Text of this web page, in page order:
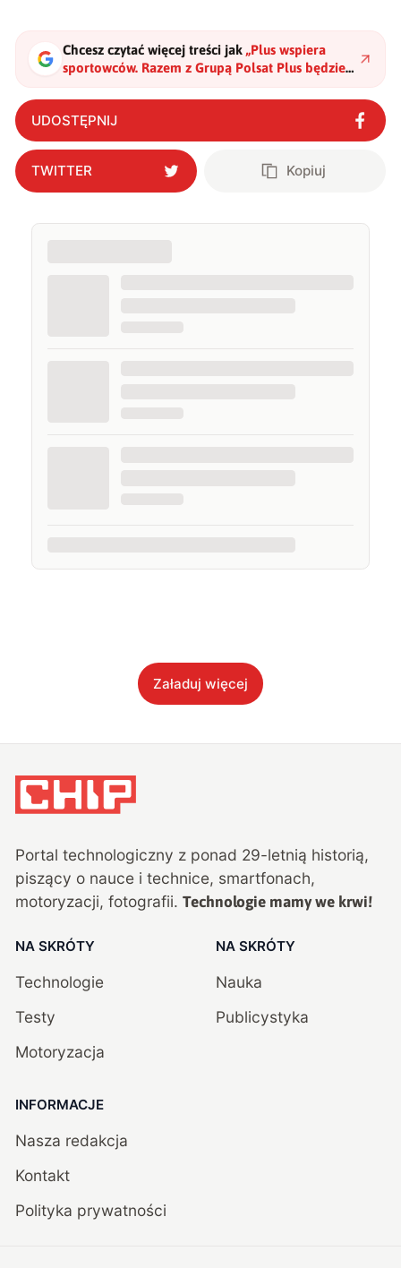
Chcesz czytać więcej treści jak „Plus wspiera
sportowców. Razem z Grupą Polsat Plus będzie
sponsorował Olimpijską Reprezentację Polski"?
UDOSTĘPNIJ
TWITTER Kopiuj
Załaduj więcej
Portal technologiczny z ponad 29-letnią historią,
piszący o nauce i technice, smartfonach,
motoryzacji, fotografii. Technologie mamy we krwi!
NA SKRÓTY
Technologie
Testy
Motoryzacja
NA SKRÓTY
Nauka
Publicystyka
INFORMACJE
Nasza redakcja
Kontakt
Polityka prywatności